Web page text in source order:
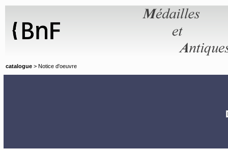
catalogue > Notice d'oeuvre